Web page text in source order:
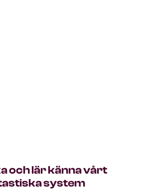
och lär känna vårt
system